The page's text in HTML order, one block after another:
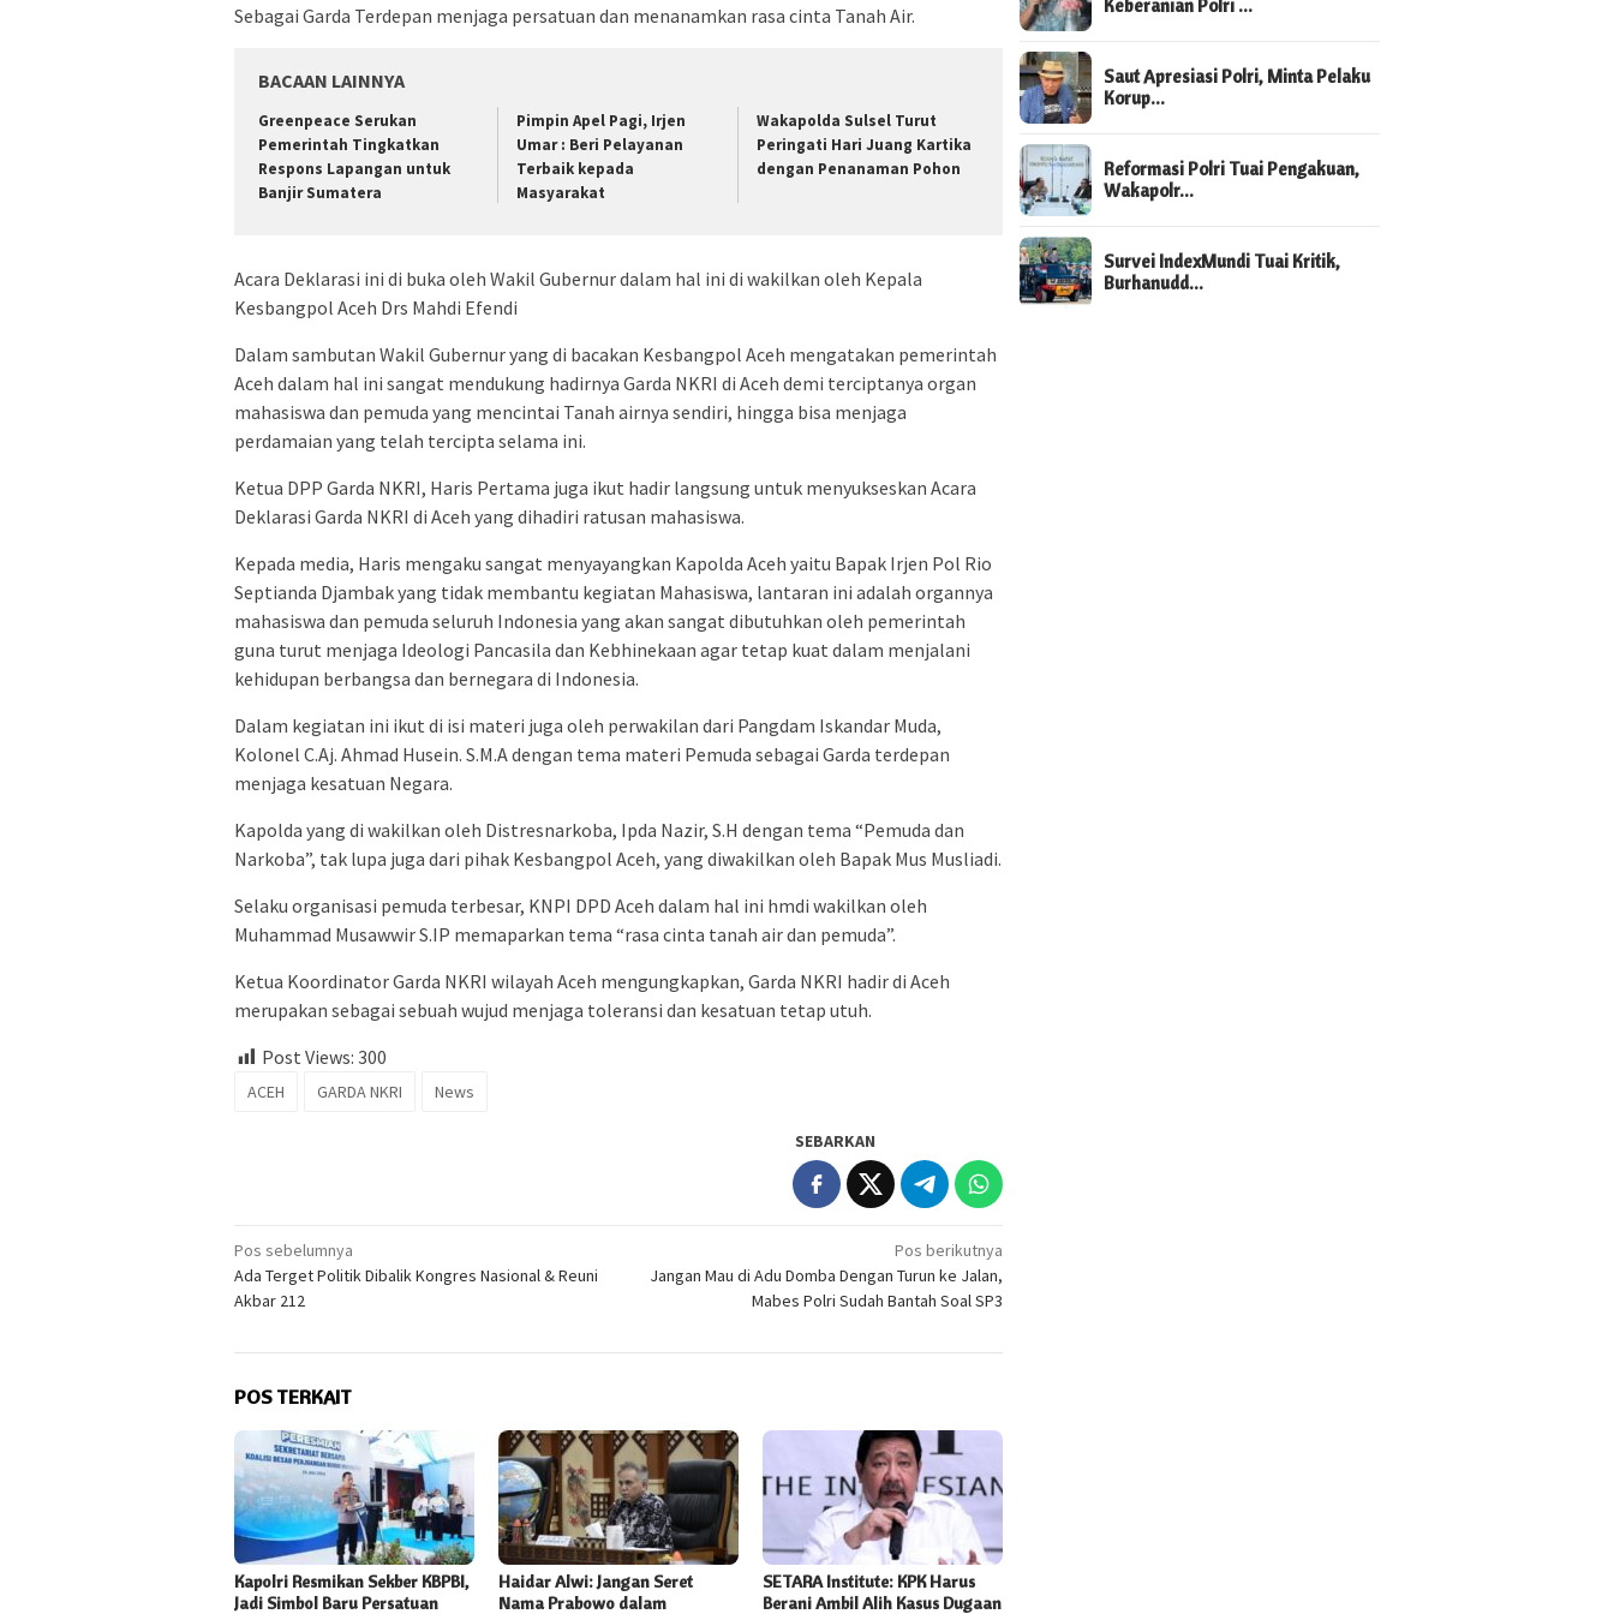
Sebagai Garda Terdepan menjaga persatuan dan menanamkan rasa cinta Tanah Air.
BACAAN LAINNYA
Greenpeace Serukan
Pemerintah Tingkatkan
Respons Lapangan untuk
Banjir Sumatera
Pimpin Apel Pagi, Irjen
Umar : Beri Pelayanan
Terbaik kepada
Masyarakat
Wakapolda Sulsel Turut
Peringati Hari Juang Kartika
dengan Penanaman Pohon
Acara Deklarasi ini di buka oleh Wakil Gubernur dalam hal ini di wakilkan oleh Kepala
Kesbangpol Aceh Drs Mahdi Efendi
Dalam sambutan Wakil Gubernur yang di bacakan Kesbangpol Aceh mengatakan pemerintah
Aceh dalam hal ini sangat mendukung hadirnya Garda NKRI di Aceh demi terciptanya organ
mahasiswa dan pemuda yang mencintai Tanah airnya sendiri, hingga bisa menjaga
perdamaian yang telah tercipta selama ini.
Ketua DPP Garda NKRI, Haris Pertama juga ikut hadir langsung untuk menyukseskan Acara
Deklarasi Garda NKRI di Aceh yang dihadiri ratusan mahasiswa.
Kepada media, Haris mengaku sangat menyayangkan Kapolda Aceh yaitu Bapak Irjen Pol Rio
Septianda Djambak yang tidak membantu kegiatan Mahasiswa, lantaran ini adalah organnya
mahasiswa dan pemuda seluruh Indonesia yang akan sangat dibutuhkan oleh pemerintah
guna turut menjaga Ideologi Pancasila dan Kebhinekaan agar tetap kuat dalam menjalani
kehidupan berbangsa dan bernegara di Indonesia.
Dalam kegiatan ini ikut di isi materi juga oleh perwakilan dari Pangdam Iskandar Muda,
Kolonel C.Aj. Ahmad Husein. S.M.A dengan tema materi Pemuda sebagai Garda terdepan
menjaga kesatuan Negara.
Kapolda yang di wakilkan oleh Distresnarkoba, Ipda Nazir, S.H dengan tema “Pemuda dan
Narkoba”, tak lupa juga dari pihak Kesbangpol Aceh, yang diwakilkan oleh Bapak Mus Musliadi.
Selaku organisasi pemuda terbesar, KNPI DPD Aceh dalam hal ini hmdi wakilkan oleh
Muhammad Musawwir S.IP memaparkan tema “rasa cinta tanah air dan pemuda”.
Ketua Koordinator Garda NKRI wilayah Aceh mengungkapkan, Garda NKRI hadir di Aceh
merupakan sebagai sebuah wujud menjaga toleransi dan kesatuan tetap utuh.
Post Views: 300
ACEH GARDA NKRI News
SEBARKAN
Navigasi
pos
Pos sebelumnya
Ada Terget Politik Dibalik Kongres Nasional & Reuni
Akbar 212
Pos berikutnya
Jangan Mau di Adu Domba Dengan Turun ke Jalan,
Mabes Polri Sudah Bantah Soal SP3
POS TERKAIT
Kapolri Resmikan Sekber KBPBI,
Jadi Simbol Baru Persatuan
Haidar Alwi: Jangan Seret
Nama Prabowo dalam
SETARA Institute: KPK Harus
Berani Ambil Alih Kasus Dugaan
Keberanian Polri …
Saut Apresiasi Polri, Minta Pelaku
Korup…
Reformasi Polri Tuai Pengakuan,
Wakapolr…
Survei IndexMundi Tuai Kritik,
Burhanudd…